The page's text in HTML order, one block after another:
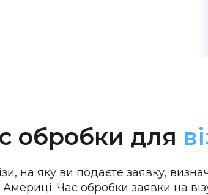
обробки для
на яку ви подаєте заявку,
Америці. Час обробки заявки на